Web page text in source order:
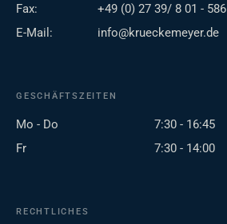
Fax:
+49 (0) 27 39/ 8 01 - 586
E-Mail:
info@krueckemeyer.de
GESCHÄFTSZEITEN
Mo - Do
7:30 - 16:45
Fr
7:30 - 14:00
RECHTLICHES